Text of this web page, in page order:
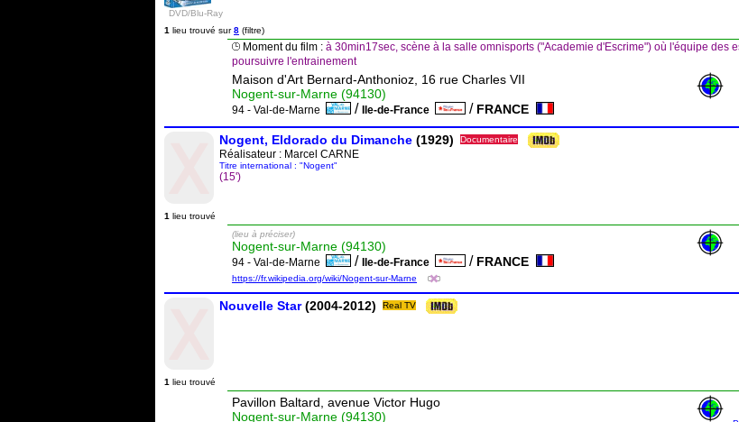
DVD/Blu-Ray
1 lieu trouvé sur8 (filtre)
Moment du film : à 30min17sec, scène à la salle omnisports ("Academie d'Escrime") où l'équipe des
poursuivre l'entrainement
Maison d'Art Bernard-Anthonioz, 16 rue Charles VII
Nogent-sur-Marne (94130)
94 - Val-de-Marne / Ile-de-France / FRANCE
Nogent, Eldorado du Dimanche (1929) Documentaire
Réalisateur : Marcel CARNE
Titre international : "Nogent"
(15')
1 lieu trouvé
(lieu à préciser)
Nogent-sur-Marne (94130)
94 - Val-de-Marne / Ile-de-France / FRANCE
https://fr.wikipedia.org/wiki/Nogent-sur-Marne
Nouvelle Star(2004-2012) Real TV
1 lieu trouvé
Pavillon Baltard, avenue Victor Hugo
Nogent-sur-Marne (94130)